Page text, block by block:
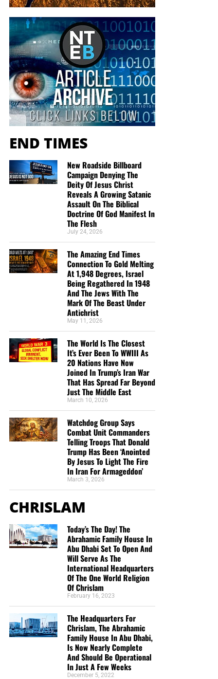
END TIMES
New Roadside Billboard
Campaign Denying The
Deity Of Jesus Christ
Reveals A Growing Satanic
Assault On The Biblical
Doctrine Of God Manifest In
The Flesh
July 24, 2026
The Amazing End Times
Connection To Gold Melting
At 1,948 Degrees, Israel
Being Regathered In 1948
And The Jews With The
Mark Of The Beast Under
Antichrist
May 11, 2026
The World Is The Closest
It’s Ever Been To WWIII As
20 Nations Have Now
Joined In Trump’s Iran War
That Has Spread Far Beyond
Just The Middle East
March 10, 2026
Watchdog Group Says
Combat Unit Commanders
Telling Troops That Donald
Trump Has Been ‘Anointed
By Jesus To Light The Fire
In Iran For Armageddon’
March 3, 2026
CHRISLAM
Today’s The Day! The
Abrahamic Family House In
Abu Dhabi Set To Open And
Will Serve As The
International Headquarters
Of The One World Religion
Of Chrislam
February 16, 2023
The Headquarters For
Chrislam, The Abrahamic
Family House In Abu Dhabi,
Is Now Nearly Complete
And Should Be Operational
In Just A Few Weeks
December 5, 2022